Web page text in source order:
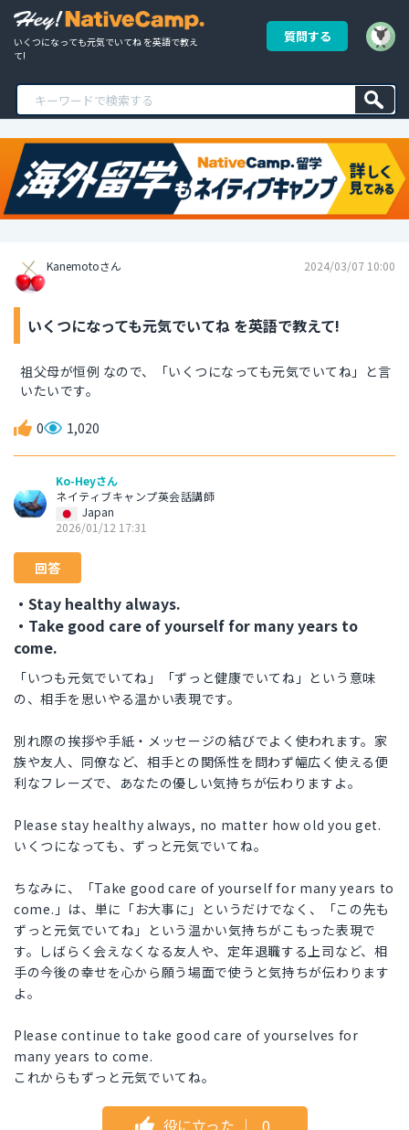
いくつになっても元気でいてね を英語で教え
て!
質問する
Kanemotoさん 2024/03/07 10:00
いくつになっても元気でいてね を英語で教えて!
祖父母が恒例 なので、「いくつになっても元気でいてね」と言
いたいです。
0 1,020
Ko-Heyさん
ネイティブキャンプ英会話講師
Japan
2026/01/12 17:31
回答
・Stay healthy always.
・Take good care of yourself for many years to
come.
「いつも元気でいてね」「ずっと健康でいてね」という意味
の、相手を思いやる温かい表現です。
別れ際の挨拶や手紙・メッセージの結びでよく使われます。家
族や友人、同僚など、相手との関係性を問わず幅広く使える便
利なフレーズで、あなたの優しい気持ちが伝わりますよ。
Please stay healthy always, no matter how old you get.
いくつになっても、ずっと元気でいてね。
ちなみに、「Take good care of yourself for many years to
come.」は、単に「お大事に」というだけでなく、「この先も
ずっと元気でいてね」という温かい気持ちがこもった表現で
す。しばらく会えなくなる友人や、定年退職する上司など、相
手の今後の幸せを心から願う場面で使うと気持ちが伝わります
よ。
Please continue to take good care of yourselves for
many years to come.
これからもずっと元気でいてね。
役に立った ｜ 0